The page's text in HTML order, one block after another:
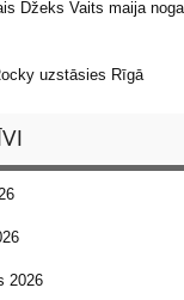
Džeks Vaits maija
uzstāsies Rīgā
2026